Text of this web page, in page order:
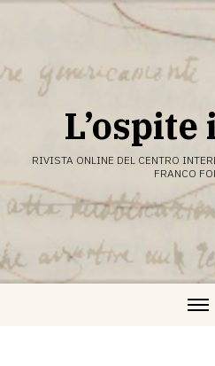
RIVISTA ONLINE DEL CENTRO
FRANCO